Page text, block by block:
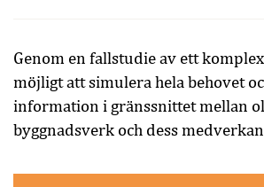
Genom en fallstudie av ett
möjligt att simulera hela behovet
information i gränssnittet mellan
byggnadsverk och dess